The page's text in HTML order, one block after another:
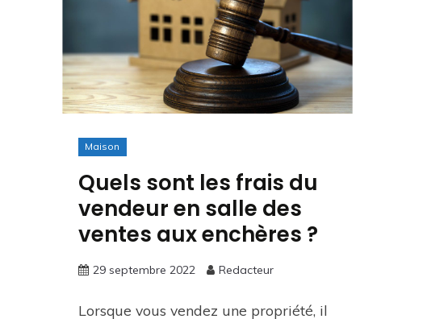
Maison
Quels sont les frais du
vendeur en salle des
ventes aux enchères ?
29 septembre 2022 Redacteur
Lorsque vous vendez une propriété, il